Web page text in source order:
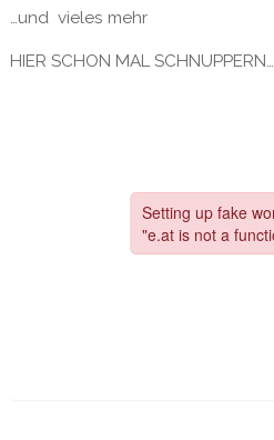
…und vieles mehr
HIER SCHON MAL SCHNUPPERN…